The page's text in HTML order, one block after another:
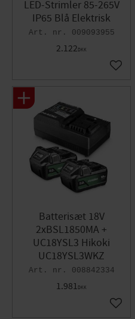
LED-Strimler 85-265V
IP65 Blå Elektrisk
009093955
2.122DKK
Gem
Batterisæt 18V
2xBSL1850MA +
UC18YSL3 Hikoki
UC18YSL3WKZ
008842334
1.981DKK
Gem